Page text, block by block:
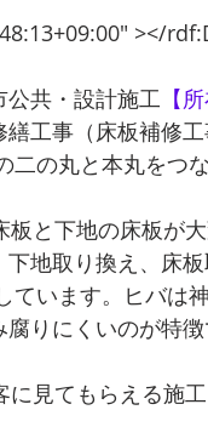
></
公共・設計施工 【
繕工事（床板補修
と下地の床板が
地取り換え、床
りにくいのが特
見てもらえる施